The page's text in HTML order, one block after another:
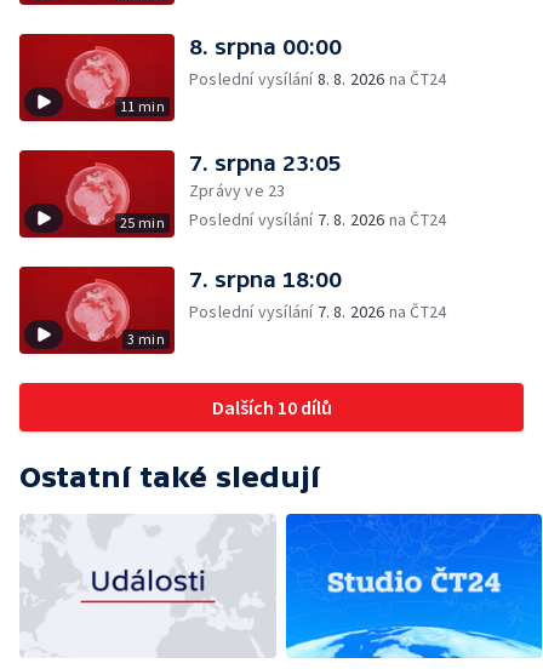
11 min
8. srpna 00:00
Poslední vysílání8. 8. 2026 na ČT24
25 min
7. srpna 23:05
Zprávy ve 23
Poslední vysílání 7. 8. 2026 na ČT24
3 min
7. srpna 18:00
Poslední vysílání 7. 8. 2026 na ČT24
Dalších 10 dílů
Ostatní také sledují